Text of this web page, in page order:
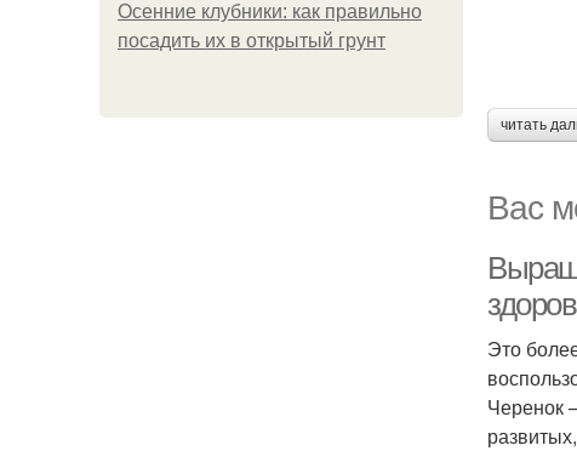
Осенние клубники: как правильно
посадить их в открытый грунт
читать
Вас
Это
Черенок